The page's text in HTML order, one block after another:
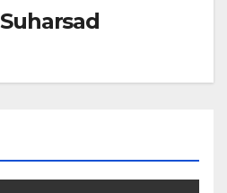
Suharsad